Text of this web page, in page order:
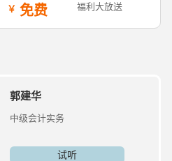
免费 福利大放送
郭建华
中级会计实务
试听